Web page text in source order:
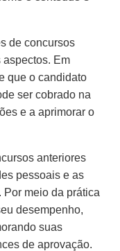
de concursos
aspectos. Em
que o candidato
ser cobrado na
e a aprimorar o
anteriores
pessoais e as
meio da prática
desempenho,
suas
de aprovação.